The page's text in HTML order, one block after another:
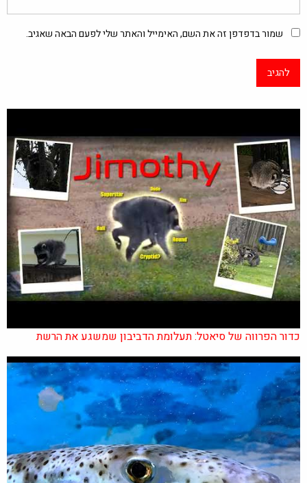
שמור בדפדפן זה את השם, האימייל והאתר שלי לפעם הבאה שאגיב.
כדור הפרווה של סיאטל: תעלומת הדביבון שמשגע את הרשת